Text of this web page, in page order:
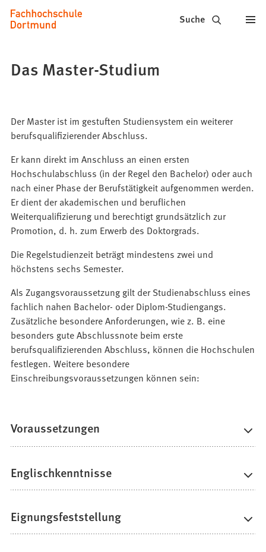
Inhalt anspringen
Fachhochschule
Dortmund
Studium,
Bewerbung
Suche
Das Master-Studium
Der Master ist im gestuften Studiensystem ein weiterer
berufsqualifizierender Abschluss.
Er kann direkt im Anschluss an einen ersten
Hochschulabschluss (in der Regel den Bachelor) oder auch
nach einer Phase der Berufstätigkeit aufgenommen werden.
Er dient der akademischen und beruflichen
Weiterqualifizierung und berechtigt grundsätzlich zur
Promotion, d. h. zum Erwerb des Doktorgrads.
Die Regelstudienzeit beträgt mindestens zwei und
höchstens sechs Semester.
Als Zugangsvoraussetzung gilt der Studienabschluss eines
fachlich nahen Bachelor- oder Diplom-Studiengangs.
Zusätzliche besondere Anforderungen, wie z. B. eine
besonders gute Abschlussnote beim erste
berufsqualifizierenden Abschluss, können die Hochschulen
festlegen. Weitere besondere
Einschreibungsvoraussetzungen können sein:
Voraussetzungen
Englischkenntnisse
Eignungsfeststellung